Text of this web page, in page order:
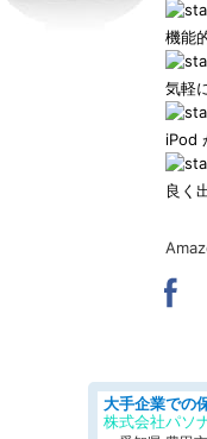
機能
気軽
iPod
良く
株式会社パソ